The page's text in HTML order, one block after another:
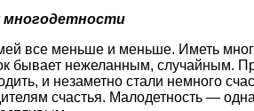
все меньше и меньше. Иметь
бывает нежеланным, случайным.
и незаметно стали немного
счастья. Малодетность —